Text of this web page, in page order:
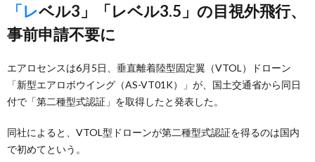
「レベル3」「レベル3.5」の目視外飛行、
事前申請不要に
エアロセンスは6月5日、垂直離着陸型固定翼（VTOL）ドローン
「新型エアロボウイング（AS-VT01K）」が、国土交通省から同日
付で「第二種型式認証」を取得したと発表した。
同社によると、VTOL型ドローンが第二種型式認証を得るのは国内
で初めてという。